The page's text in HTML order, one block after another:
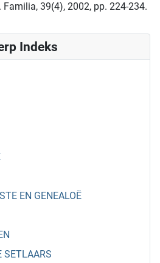
Indeks
EN GENEALOË
SETLAARS
39(4), 2002, pp. 224-234.